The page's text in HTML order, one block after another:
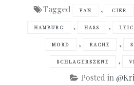
Tagged FAN , GIER
HAMBURG , HASS ,
MORD , RACHE ,
SCHLAGERSZENE ,
Posted in